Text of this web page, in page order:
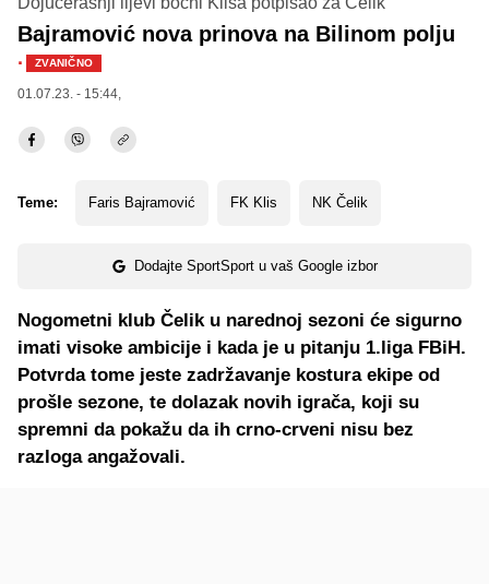
Bajramović nova prinova na Bilinom polju
· ZVANIČNO
01.07.23. - 15:44,
Teme: Faris Bajramović FK Klis NK Čelik
Dodajte SportSport u vaš Google izbor
Nogometni klub Čelik u narednoj sezoni će sigurno
imati visoke ambicije i kada je u pitanju 1.liga FBiH.
Potvrda tome jeste zadržavanje kostura ekipe od
prošle sezone, te dolazak novih igrača, koji su
spremni da pokažu da ih crno-crveni nisu bez
razloga angažovali.